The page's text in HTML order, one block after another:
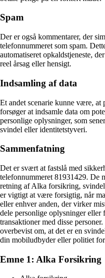
Spam
Der er også kommentarer, der
telefonnummeret som spam.
automatiseret opkaldstjeneste,
reel årsag eller hensigt.
Indsamling af data
Et andet scenarie kunne være, at
forsøger at indsamle data om
personlige oplysninger, som
svindel eller identitetstyveri.
Sammenfatning
Det er svært at fastslå med
telefonnummeret 81931429. De
retning af Alka forsikring,
er vigtigt at være forsigtig, når
eller enhver anden, der virker
dele personlige oplysninger
transaktioner med disse
overbevist om, at det er en
din mobiludbyder eller politiet
Emne 1: Alka Forsikring